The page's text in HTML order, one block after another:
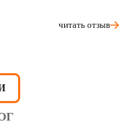
читать отзыв